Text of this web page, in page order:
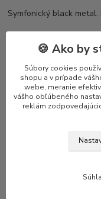
Symfonický black metal.
1 Dies Irae 2:30
2 Descendants Of Satan
3 In Majorem Sathanas
4 Hominis Nocturna 6:21
5 The Night Of
6 In The Eye Of The
🍪 Ako by
Súbory cookies
shopu a v prípade
webe, meranie
vášho obľúbeného
reklám